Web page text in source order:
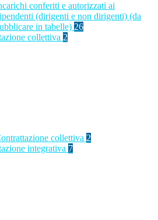
conferiti e autorizzati ai
(dirigenti e non dirigenti) (da
in tabelle) 26
collettiva 2
collettiva 2
integrativa 7